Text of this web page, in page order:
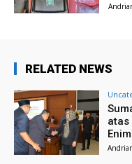
RELATED NEWS
atas
Enim